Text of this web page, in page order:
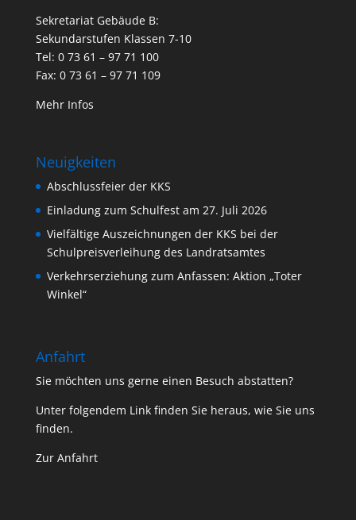
Sekretariat Gebäude B:
Sekundarstufen Klassen 7-10
Tel: 0 73 61 – 97 71 100
Fax: 0 73 61 – 97 71 109
Mehr Infos
Neuigkeiten
Abschlussfeier der KKS
Einladung zum Schulfest am 27. Juli 2026
Vielfältige Auszeichnungen der KKS bei der
Schulpreisverleihung des Landratsamtes
Verkehrserziehung zum Anfassen: Aktion „Toter
Winkel“
Anfahrt
Sie möchten uns gerne einen Besuch abstatten?
Unter folgendem Link finden Sie heraus, wie Sie uns
finden.
Zur Anfahrt